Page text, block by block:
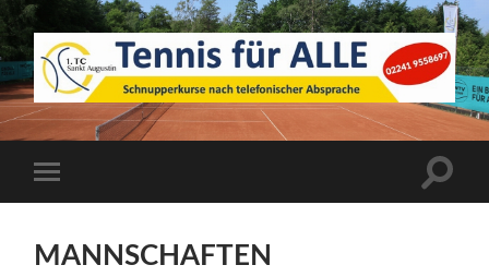
1.
TC
Sankt
Menü
MANNSCHAFTEN